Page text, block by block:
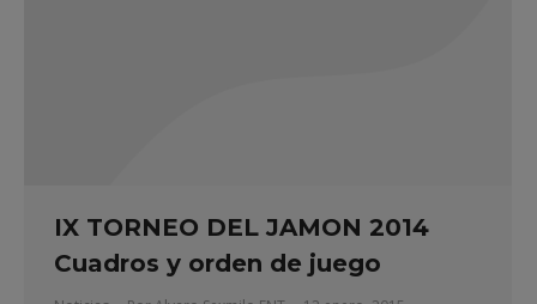
IX TORNEO DEL JAMON 2014
Cuadros y orden de juego